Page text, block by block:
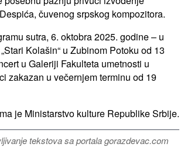
čuvenog srpskog kompozitora.
sutra, 6. oktobra 2025. godine – u
Kolašin“ u Zubinom Potoku od 13
u Galeriji Fakulteta umetnosti u
zakazan u večernjem terminu od 19
je Ministarstvo kulture Republike Srbije.
tekstova sa portala gorazdevac.com